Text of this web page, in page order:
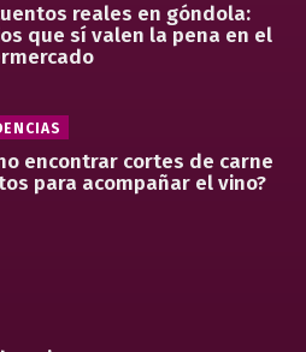
reales en góndola:
que sí valen la pena en el
encontrar cortes de carne
para acompañar el vino?